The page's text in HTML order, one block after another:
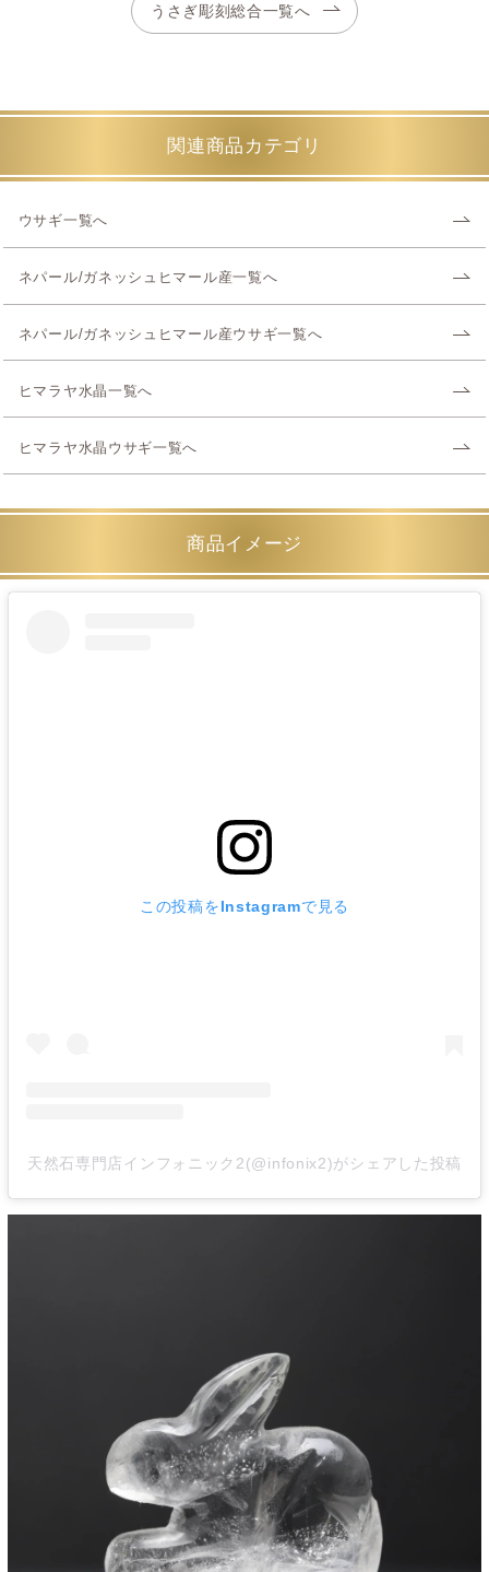
うさぎ彫刻総合一覧へ
関連商品カテゴリ
ウサギ一覧へ
ネパール/ガネッシュヒマール産一覧へ
ネパール/ガネッシュヒマール産ウサギ一覧へ
ヒマラヤ水晶一覧へ
ヒマラヤ水晶ウサギ一覧へ
商品イメージ
この投稿をInstagramで見る
天然石専門店インフォニック2(@infonix2)がシェアした投稿